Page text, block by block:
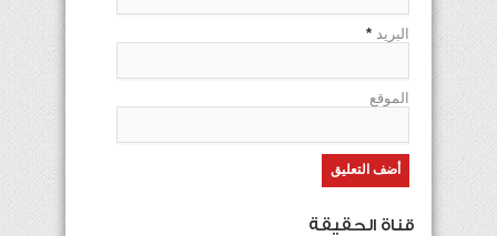
البريد *
الموقع
قناة الحقيقة